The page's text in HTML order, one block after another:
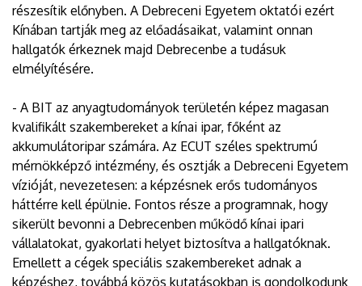
részesítik előnyben. A Debreceni Egyetem oktatói ezért
Kínában tartják meg az előadásaikat, valamint onnan
hallgatók érkeznek majd Debrecenbe a tudásuk
elmélyítésére.
- A BIT az anyagtudományok területén képez magasan
kvalifikált szakembereket a kínai ipar, főként az
akkumulátoripar számára. Az ECUT széles spektrumú
mérnökképző intézmény, és osztják a Debreceni Egyetem
vízióját, nevezetesen: a képzésnek erős tudományos
háttérre kell épülnie. Fontos része a programnak, hogy
sikerült bevonni a Debrecenben működő kínai ipari
vállalatokat, gyakorlati helyet biztosítva a hallgatóknak.
Emellett a cégek speciális szakembereket adnak a
képzéshez, továbbá közös kutatásokban is gondolkodunk